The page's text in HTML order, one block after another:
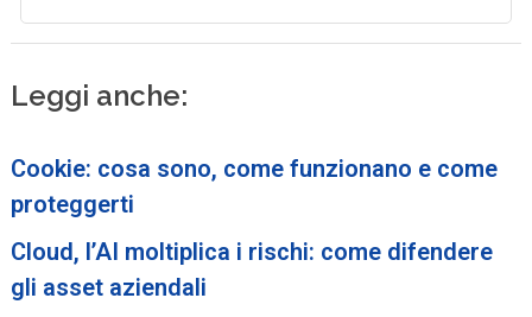
Leggi anche:
Cookie: cosa sono, come funzionano e come
proteggerti
Cloud, l’AI moltiplica i rischi: come difendere
gli asset aziendali